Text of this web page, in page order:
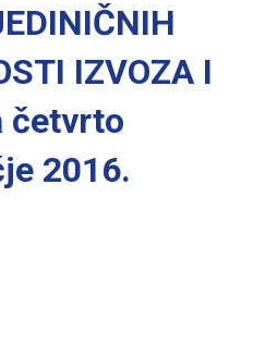
IZVOZA I
četvrto
2016.